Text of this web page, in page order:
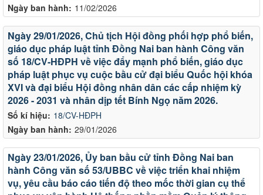
Ngày ban hành: 11/02/2026
Số kí hiệu: 18/CV-HĐPH
Ngày ban hành: 29/01/2026
Ngày 29/01/2026, Chủ tịch Hội đồng phối hợp phổ biến,
giáo dục pháp luật tỉnh Đồng Nai ban hành Công văn
số 18/CV-HĐPH về việc đẩy mạnh phổ biến, giáo dục
pháp luật phục vụ cuộc bầu cử đại biểu Quốc hội khóa
XVI và đại biểu Hội đồng nhân dân các cấp nhiệm kỳ
2026 - 2031 và nhân dịp tết Bính Ngọ năm 2026.
Ngày 23/01/2026, Ủy ban bầu cử tỉnh Đồng Nai ban
hành Công văn số 53/UBBC về việc triển khai nhiệm
vụ, yêu cầu báo cáo tiến độ theo mốc thời gian cụ thể